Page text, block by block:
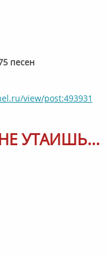
песен
view/post:493931
УТАИШЬ...